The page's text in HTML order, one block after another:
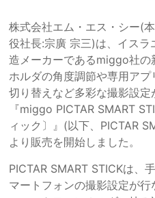
株式会社エム・エス・シー(
役社長:宗廣 宗三)は、イス
造メーカーであるmiggo社の
ホルダの角度調節や専用ア
切り替えなど多彩な撮影設
『miggo PICTAR SMART
ィック〕』(以下、PICTAR
より販売を開始しました。
PICTAR SMART STICKは、
マートフォンの撮影設定が